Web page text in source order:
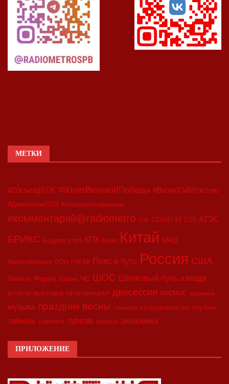
МЕТКИ
#20съездКПК #80летВеликойПобеды #ВизитСиВРоссию
#Двесессии2023 #Петербургскийдневник
#комментарий@radiometro CIIE COVID-19 G20 АТЭС
БРИКС Бодрое утро КПК Кино Китай МИД
Минкоммерции ООН ПМЭФ Пояс и путь Россия США
Тайвань Форум Харбин ЧС ШОС Шёлковый путь азиада
встреча выставка гала-концерт двесессии космос медицина
музыка праздник весны синьцзян сотрудничество спутник
тайвань торговля туризм экология экономика
ПРИЛОЖЕНИЕ